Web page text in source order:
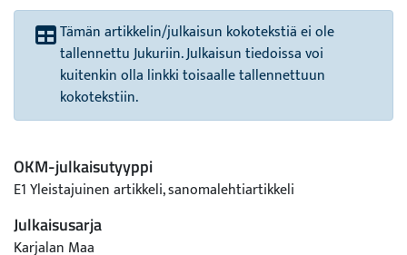
Tämän artikkelin/julkaisun kokotekstiä ei ole
tallennettu Jukuriin. Julkaisun tiedoissa voi
kuitenkin olla linkki toisaalle tallennettuun
kokotekstiin.
OKM-julkaisutyyppi
E1 Yleistajuinen artikkeli, sanomalehtiartikkeli
Julkaisusarja
Karjalan Maa